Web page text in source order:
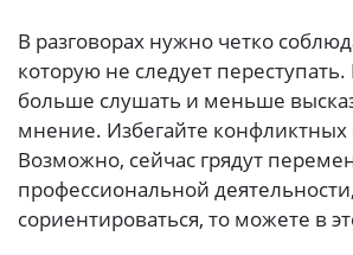
В разговорах нужно четко
которую не следует переступать.
больше слушать и меньше
мнение. Избегайте конфликтных
Возможно, сейчас грядут
профессиональной
сориентироваться, то можете в